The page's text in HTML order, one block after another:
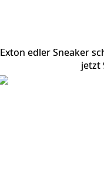
Exton edler Sneaker
jetzt